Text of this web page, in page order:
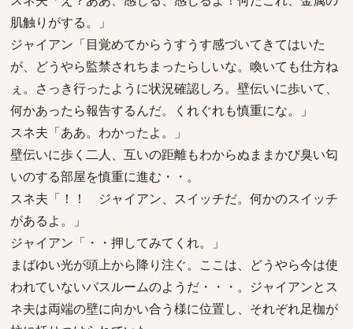
肌触りがする。」
ジャイアン「目覚めてからうすうす感づいてきてはいた
が、どうやら監禁されちまったらしいな。喚いても仕方ね
ぇ。さっき行ったように状況確認しろ。壁伝いに歩いて、
何かあったら報告するんだ。くれぐれも慎重にな。」
スネ夫「ああ。わかったよ。」
壁伝いに歩く二人、互いの距離もわからぬままかび臭い匂
いのする部屋を慎重に進む・・。
スネ夫「！！ ジャイアン、スイッチだ。何かのスイッチ
があるよ。」
ジャイアン「・・押してみてくれ。」
まばゆい光が頭上から降り注ぐ。ここは、どうやら今は使
われていないバスルームのようだ・・・。ジャイアンとス
ネ夫は両端の壁に向かい合う様に位置し、それぞれ足枷が